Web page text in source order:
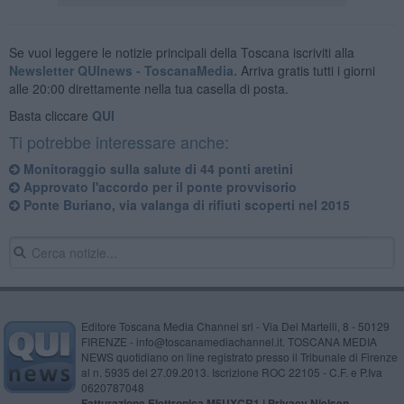
Se vuoi leggere le notizie principali della Toscana iscriviti alla
Newsletter QUInews - ToscanaMedia. Arriva gratis tutti i giorni
alle 20:00 direttamente nella tua casella di posta.
Basta cliccare QUI
Ti potrebbe interessare anche:
Monitoraggio sulla salute di 44 ponti aretini
Approvato l'accordo per il ponte provvisorio
Ponte Buriano, via valanga di rifiuti scoperti nel 2015
Editore Toscana Media Channel srl - Via Dei Martelli, 8 - 50129
FIRENZE - info@toscanamediachannel.it. TOSCANA MEDIA
NEWS quotidiano on line registrato presso il Tribunale di Firenze
al n. 5935 del 27.09.2013. Iscrizione ROC 22105 - C.F. e P.Iva
0620787048